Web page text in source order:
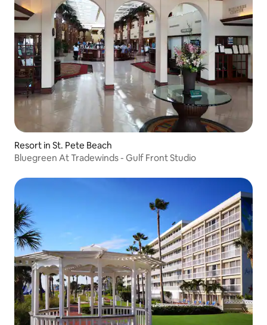
Resort in St. Pete Beach
Bluegreen At Tradewinds - Gulf Front Studio